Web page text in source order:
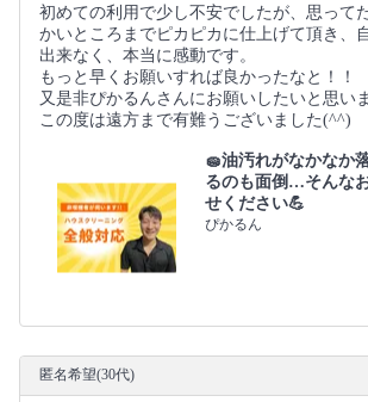
初めての利用で少し不安でしたが、思って
かいところまでピカピカに仕上げて頂き、
出来なく、本当に感動です。
もっと早くお願いすれば良かったなと！！
又是非ぴかるんさんにお願いしたいと思い
この度は遠方まで有難うございました(^^)
🧽油汚れがなかなか
るのも面倒…そんな
せください💪
ぴかるん
匿名希望(30代)